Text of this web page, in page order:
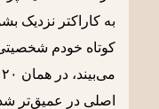
به کاراکتر نزدیک
کوتاه خودم
اصلی در عمیق‌تر